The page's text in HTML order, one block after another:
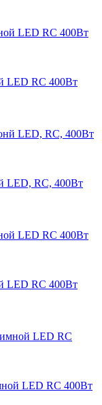
LED RC 400Вт
LED, RC, 400Вт
LED RC 400Вт
LED RC 400Вт